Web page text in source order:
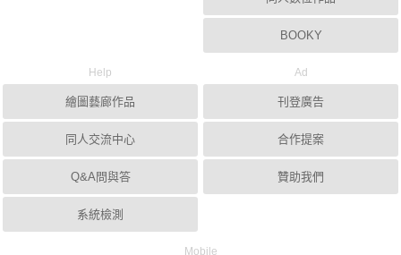
BOOKY
Help
繪圖藝廊作品
同人交流中心
Q&A問與答
系統檢測
Ad
刊登廣告
合作提案
贊助我們
Mobile